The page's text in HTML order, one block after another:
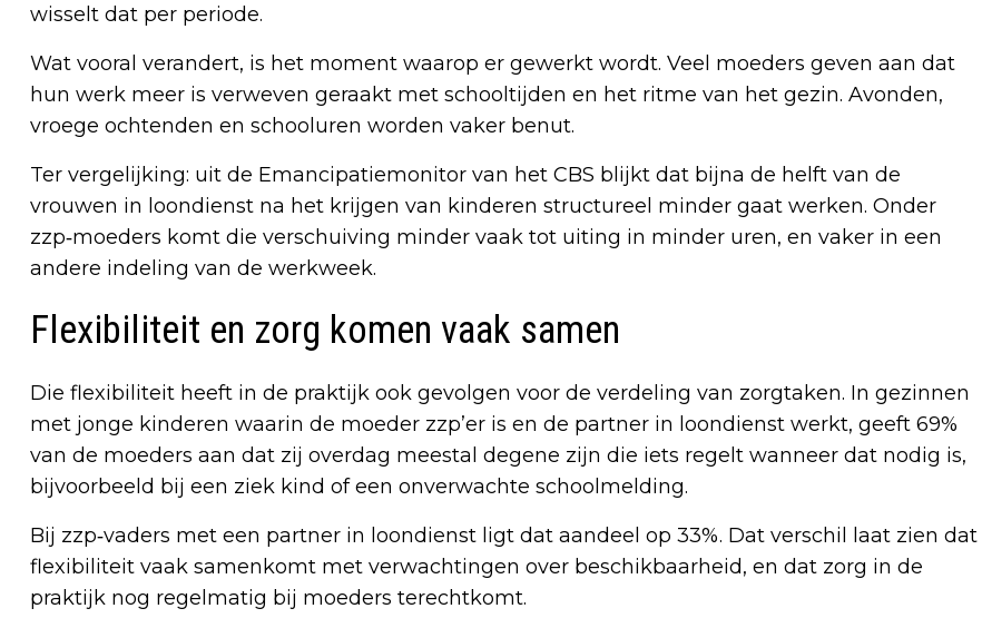
wisselt dat per periode.
Wat vooral verandert, is het moment waarop er gewerkt wordt. Veel moeders geven aan dat
hun werk meer is verweven geraakt met schooltijden en het ritme van het gezin. Avonden,
vroege ochtenden en schooluren worden vaker benut.
Ter vergelijking: uit de Emancipatiemonitor van het CBS blijkt dat bijna de helft van de
vrouwen in loondienst na het krijgen van kinderen structureel minder gaat werken. Onder
zzp‑moeders komt die verschuiving minder vaak tot uiting in minder uren, en vaker in een
andere indeling van de werkweek.
Flexibiliteit en zorg komen vaak samen
Die flexibiliteit heeft in de praktijk ook gevolgen voor de verdeling van zorgtaken. In gezinnen
met jonge kinderen waarin de moeder zzp’er is en de partner in loondienst werkt, geeft 69%
van de moeders aan dat zij overdag meestal degene zijn die iets regelt wanneer dat nodig is,
bijvoorbeeld bij een ziek kind of een onverwachte schoolmelding.
Bij zzp‑vaders met een partner in loondienst ligt dat aandeel op 33%. Dat verschil laat zien dat
flexibiliteit vaak samenkomt met verwachtingen over beschikbaarheid, en dat zorg in de
praktijk nog regelmatig bij moeders terechtkomt.